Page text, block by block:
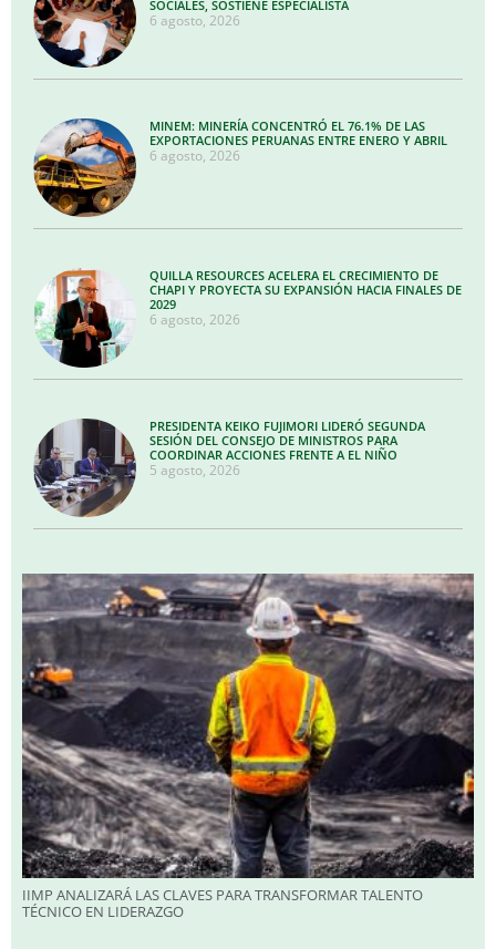
SOCIALES, SOSTIENE ESPECIALISTA
6 agosto, 2026
MINEM: MINERÍA CONCENTRÓ EL 76.1% DE LAS
EXPORTACIONES PERUANAS ENTRE ENERO Y ABRIL
6 agosto, 2026
QUILLA RESOURCES ACELERA EL CRECIMIENTO DE
CHAPI Y PROYECTA SU EXPANSIÓN HACIA FINALES DE
2029
6 agosto, 2026
PRESIDENTA KEIKO FUJIMORI LIDERÓ SEGUNDA
SESIÓN DEL CONSEJO DE MINISTROS PARA
COORDINAR ACCIONES FRENTE A EL NIÑO
5 agosto, 2026
IIMP ANALIZARÁ LAS CLAVES PARA TRANSFORMAR TALENTO
TÉCNICO EN LIDERAZGO